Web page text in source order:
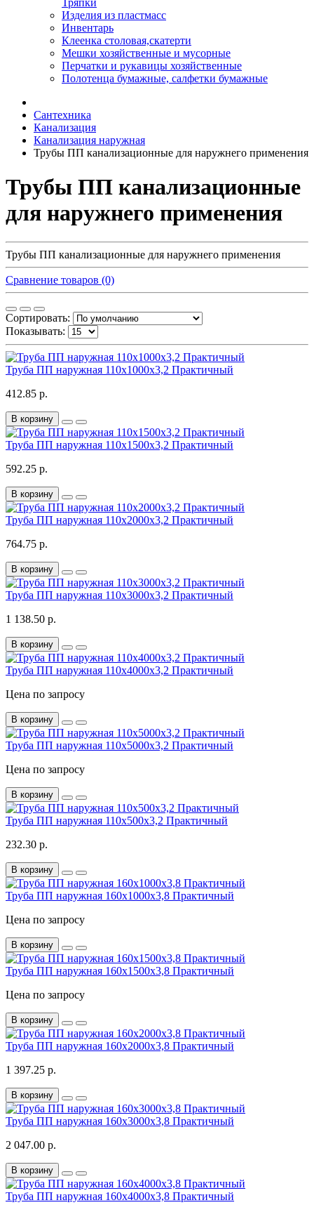
Тряпки
Изделия из пластмасс
Инвентарь
Клеенка столовая,скатерти
Мешки хозяйственные и мусорные
Перчатки и рукавицы хозяйственные
Полотенца бумажные, салфетки бумажные
Сантехника
Канализация
Канализация наружная
Трубы ПП канализационные для наружнего применения
Трубы ПП канализационные
для наружнего применения
Трубы ПП канализационные для наружнего применения
Сравнение товаров (0)
Сортировать:
Показывать:
Труба ПП наружная 110х1000х3,2 Практичный
412.85 р.
В корзину
Труба ПП наружная 110х1500х3,2 Практичный
592.25 р.
В корзину
Труба ПП наружная 110х2000х3,2 Практичный
764.75 р.
В корзину
Труба ПП наружная 110х3000х3,2 Практичный
1 138.50 р.
В корзину
Труба ПП наружная 110х4000х3,2 Практичный
Цена по запросу
В корзину
Труба ПП наружная 110х5000х3,2 Практичный
Цена по запросу
В корзину
Труба ПП наружная 110х500х3,2 Практичный
232.30 р.
В корзину
Труба ПП наружная 160х1000х3,8 Практичный
Цена по запросу
В корзину
Труба ПП наружная 160х1500х3,8 Практичный
Цена по запросу
В корзину
Труба ПП наружная 160х2000х3,8 Практичный
1 397.25 р.
В корзину
Труба ПП наружная 160х3000х3,8 Практичный
2 047.00 р.
В корзину
Труба ПП наружная 160х4000х3,8 Практичный